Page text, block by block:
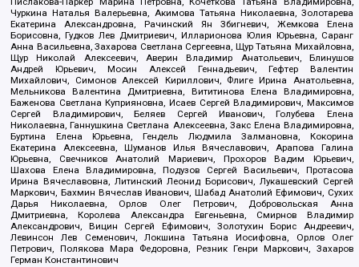
Чуркина Наталья Валерьевна, Акимова Татьяна Николаевна, Золотарева
Екатерина Александровна, Рачинский Ян Збигневич, Жемкова Елена
Борисовна, Гудков Лев Дмитриевич, Илларионова Юлия Юрьевна, Саранг
Анна Васильевна, Захарова Светлана Сергеевна, Щур Татьяна Михайловна,
Щур Николай Алексеевич, Аверин Владимир Анатольевич, Блинушов
Андрей Юрьевич, Мосин Алексей Геннадьевич, Гефтер Валентин
Михайлович, Симонов Алексей Кириллович, Флиге Ирина Анатольевна,
Мельникова Валентина Дмитриевна, Вититинова Елена Владимировна,
Баженова Светлана Куприяновна, Исаев Сергей Владимирович, Максимов
Сергей Владимирович, Беляев Сергей Иванович, Голубева Елена
Николаевна, Ганнушкина Светлана Алексеевна, Закс Елена Владимировна,
Буртина Елена Юрьевна, Гендель Людмила Залмановна, Кокорина
Екатерина Алексеевна, Шуманов Илья Вячеславович, Арапова Галина
Юрьевна, Свечников Анатолий Мариевич, Прохоров Вадим Юрьевич,
Шахова Елена Владимировна, Подузов Сергей Васильевич, Протасова
Ирина Вячеславовна, Литинский Леонид Борисович, Лукашевский Сергей
Маркович, Бахмин Вячеслав Иванович, Шабад Анатолий Ефимович, Сухих
Дарья Николаевна, Орлов Олег Петрович, Добровольская Анна
Дмитриевна, Королева Александра Евгеньевна, Смирнов Владимир
Александрович, Вицин Сергей Ефимович, Золотухин Борис Андреевич,
Левинсон Лев Семенович, Локшина Татьяна Иосифовна, Орлов Олег
Петрович, Полякова Мара Федоровна, Резник Генри Маркович, Захаров
Герман Константинович